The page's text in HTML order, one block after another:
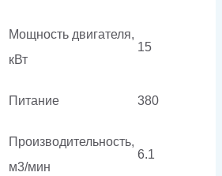
Мощность двигателя,
кВт
15
Питание 380
Производительность,
м3/мин
6.1